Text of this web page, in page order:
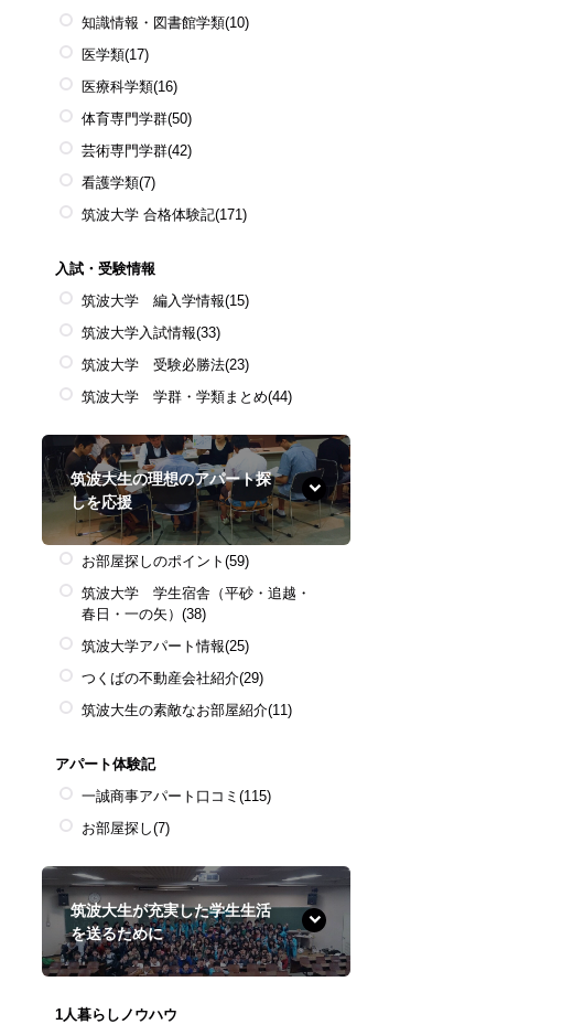
知識情報・図書館学類(10)
医学類(17)
医療科学類(16)
体育専門学群(50)
芸術専門学群(42)
看護学類(7)
筑波大学 合格体験記(171)
入試・受験情報
筑波大学 編入学情報(15)
筑波大学入試情報(33)
筑波大学 受験必勝法(23)
筑波大学 学群・学類まとめ(44)
筑波大生の理想のアパート探
しを応援
お部屋探しのポイント (59)
筑波大学 学生宿舎（平砂・追越・
春日・一の矢） (38)
筑波大学アパート情報(25)
つくばの不動産会社紹介(29)
筑波大生の素敵なお部屋紹介(11)
アパート体験記
一誠商事アパート口コミ (115)
お部屋探し(7)
筑波大生が充実した学生生活
を送るために
1人暮らしノウハウ